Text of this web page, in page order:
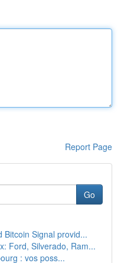
Report Page
Go
Bitcoin Signal provid...
Ford, Silverado, Ram...
: vos poss...